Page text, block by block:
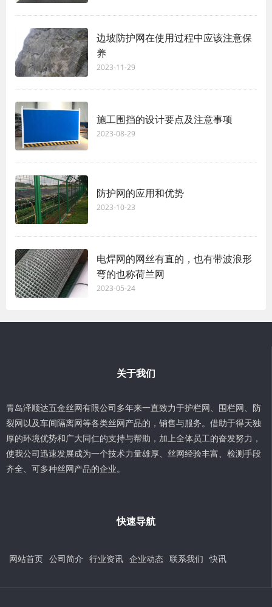
边坡防护网在使用过程中应该注意保
养
2023-11-29
施工围挡的设计要点及注意事项
2023-08-29
防护网的应用和优势
2023-10-23
电焊网的网丝有直的，也有带波浪形
弯的也称荷兰网
2023-05-24
关于我们
青岛泽顺达五金丝网有限公司多年来一直致力于护栏网、围栏网、防
裂网以及车间隔离网等各类丝网产品的，销售与服务。借助于得天独
厚的环境优势和广大同仁的支持与帮助，加上全体员工的奋发努力，
使我公司迅速发展成为一个技术力量雄厚、丝网经验丰富、检测手段
齐全、可多种丝网产品的企业。
快速导航
网站首页 公司简介 行业资讯 企业动态 联系我们 快讯